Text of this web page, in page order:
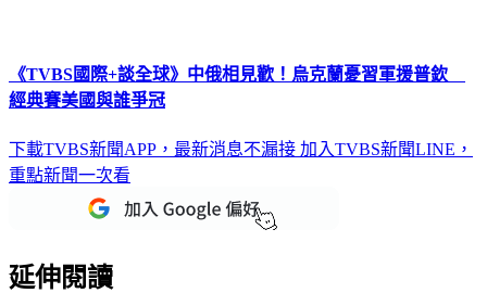
《TVBS國際+談全球》中俄相見歡！烏克蘭憂習軍援普欽
經典賽美國與誰爭冠
下載TVBS新聞APP，最新消息不漏接 加入TVBS新聞LINE，
重點新聞一次看
延伸閱讀